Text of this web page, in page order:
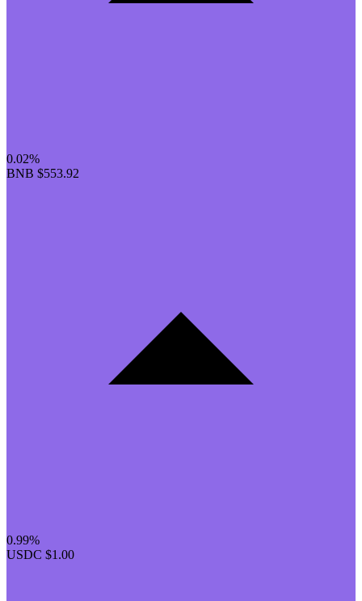
0.02%
BNB $553.92
0.99%
USDC $1.00